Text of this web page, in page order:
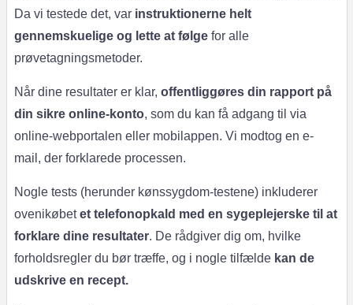
Da vi testede det, var instruktionerne helt
gennemskuelige og lette at følgefor alle
prøvetagningsmetoder.
Når dine resultater er klar,offentliggøres din rapport på
din sikre online-konto, som du kan få adgang til via
online-webportalen eller mobilappen. Vi modtog en e-
mail, der forklarede processen.
Nogle tests (herunder kønssygdom-testene) inkluderer
ovenikøbetet telefonopkald med en sygeplejerske til at
forklare dine resultater. De rådgiver dig om, hvilke
forholdsregler du bør træffe, og i nogle tilfælde kan de
udskrive en recept.